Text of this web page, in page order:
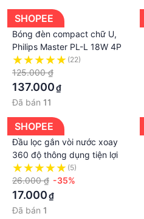
SHOPEE
Bóng đèn compact chữ U,
Philips Master PL-L 18W 4P
(22)
125.000 ₫
137.000₫
Đã bán 11
SHOPEE
Đầu lọc gắn vòi nước xoay
360 độ thông dụng tiện lợi
(5)
26.000 ₫ -35%
17.000₫
Đã bán 1